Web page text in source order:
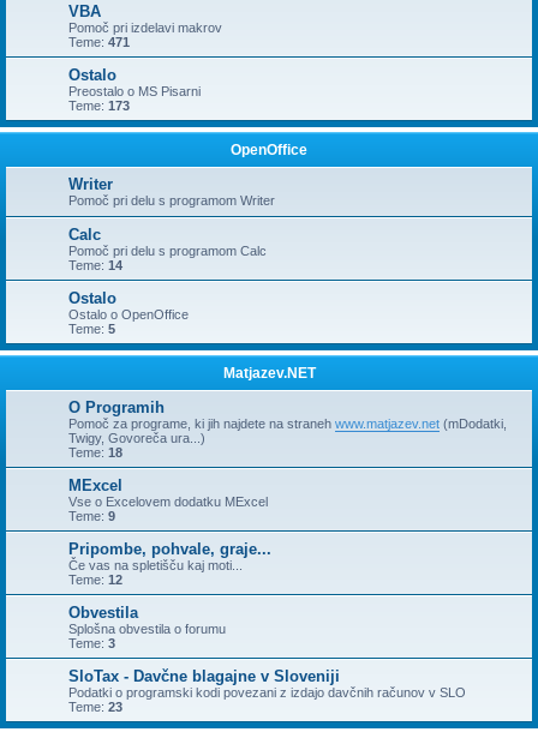
VBA
Pomoč pri izdelavi makrov
Teme: 471
Ostalo
Preostalo o MS Pisarni
Teme: 173
OpenOffice
Writer
Pomoč pri delu s programom Writer
Calc
Pomoč pri delu s programom Calc
Teme: 14
Ostalo
Ostalo o OpenOffice
Teme: 5
Matjazev.NET
O Programih
Pomoč za programe, ki jih najdete na straneh www.matjazev.net (mDodatki,
Twigy, Govoreča ura...)
Teme: 18
MExcel
Vse o Excelovem dodatku MExcel
Teme: 9
Pripombe, pohvale, graje...
Če vas na spletišču kaj moti...
Teme: 12
Obvestila
Splošna obvestila o forumu
Teme: 3
SloTax - Davčne blagajne v Sloveniji
Podatki o programski kodi povezani z izdajo davčnih računov v SLO
Teme: 23